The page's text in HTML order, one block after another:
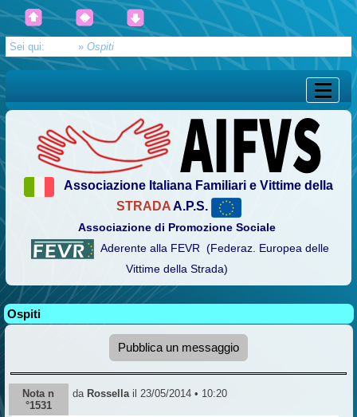
Sei qui: » Ospiti
Associazione Italiana Familiari e Vittime della
STRADAA.P.S.
Associazione di Promozione Sociale
Aderente alla FEVR (Federaz. Europea delle
Vittime della Strada)
Ospiti
Pubblica un messaggio
Nota n
°1531
da Rossellail 23/05/2014 • 10:20